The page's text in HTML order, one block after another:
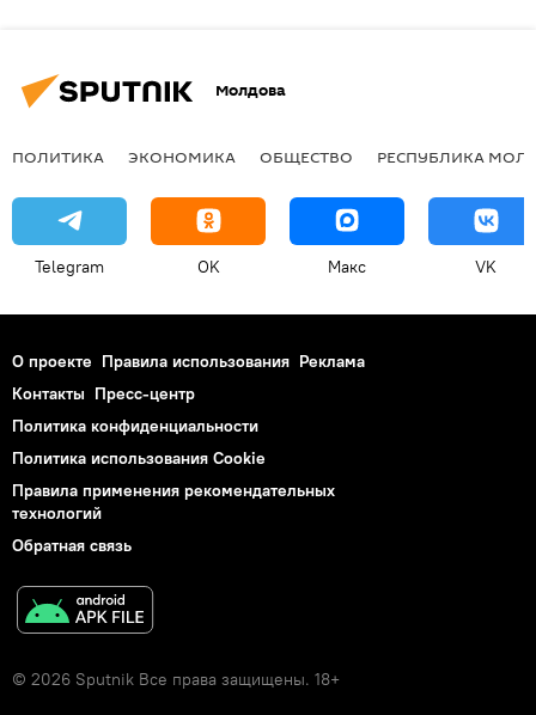
Молдова
ПОЛИТИКА ЭКОНОМИКА ОБЩЕСТВО РЕСПУБЛИКА
Telegram OK Макс VK
О проекте Правила использования Реклама
Контакты Пресс-центр
Политика конфиденциальности
Политика использования Cookie
Правила применения рекомендательных
технологий
Обратная связь
© 2026 Sputnik Все права защищены. 18+